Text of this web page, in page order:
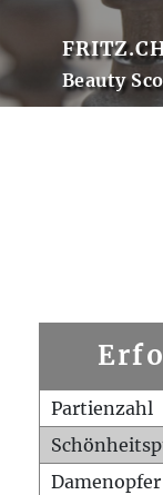
Beauty
Partienzahl
Damenopfer